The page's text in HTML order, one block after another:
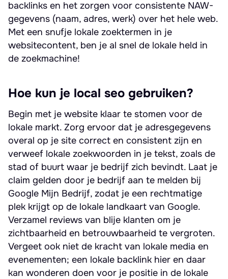
backlinks en het zorgen voor consistente NAW-
gegevens (naam, adres, werk) over het hele web.
Met een snufje lokale zoektermen in je
websitecontent, ben je al snel de lokale held in
de zoekmachine!
Hoe kun je local seo gebruiken?
Begin met je website klaar te stomen voor de
lokale markt. Zorg ervoor dat je adresgegevens
overal op je site correct en consistent zijn en
verweef lokale zoekwoorden in je tekst, zoals de
stad of buurt waar je bedrijf zich bevindt. Laat je
claim gelden door je bedrijf aan te melden bij
Google Mijn Bedrijf, zodat je een rechtmatige
plek krijgt op de lokale landkaart van Google.
Verzamel reviews van blije klanten om je
zichtbaarheid en betrouwbaarheid te vergroten.
Vergeet ook niet de kracht van lokale media en
evenementen; een lokale backlink hier en daar
kan wonderen doen voor je positie in de lokale